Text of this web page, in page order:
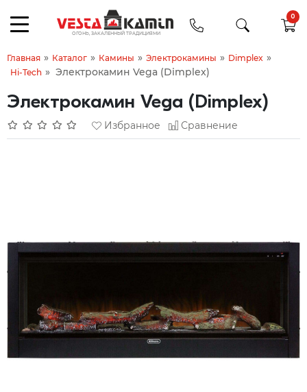
0
Главная » Каталог » Камины » Электрокамины » Dimplex »
Hi-Tech » Электрокамин Vega (Dimplex)
Электрокамин Vega (Dimplex)
Избранное Сравнение